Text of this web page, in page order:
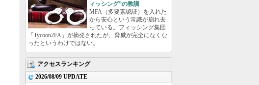
ィッシング”の教訓
MFA（多要素認証）を入れた
から安心という常識が崩れ去
っている。フィッシング集団
「Tycoon2FA」が摘発されたが、脅威が完全になくな
ったというわけではない。
アクセスランキング
2026/08/09 UPDATE